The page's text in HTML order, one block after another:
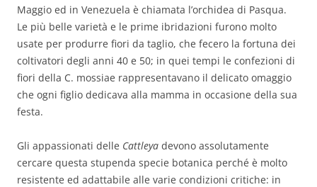
Maggio ed in Venezuela è chiamata l’orchidea di Pasqua.
Le più belle varietà e le prime ibridazioni furono molto
usate per produrre fiori da taglio, che fecero la fortuna dei
coltivatori degli anni 40 e 50; in quei tempi le confezioni di
fiori della C. mossiae rappresentavano il delicato omaggio
che ogni figlio dedicava alla mamma in occasione della sua
festa.
Gli appassionati delle Cattleya devono assolutamente
cercare questa stupenda specie botanica perché è molto
resistente ed adattabile alle varie condizioni critiche: in